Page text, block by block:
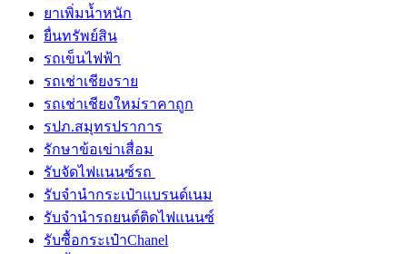
ยาเพิ่มน้ำหนัก
ยื่นทรัพย์สิน
รถเข็นไฟฟ้า
รถเช่าเชียงราย
รถเช่าเชียงใหม่ราคาถูก
รปภ.สมุทรปราการ
รักษาข้อเข่าเสื่อม
รับจัดไฟแนนซ์รถ
รับจำนำกระเป๋าแบรนด์เนม
รับจํานํารถยนต์ติดไฟแนนซ์
รับซื้อกระเป๋าChanel